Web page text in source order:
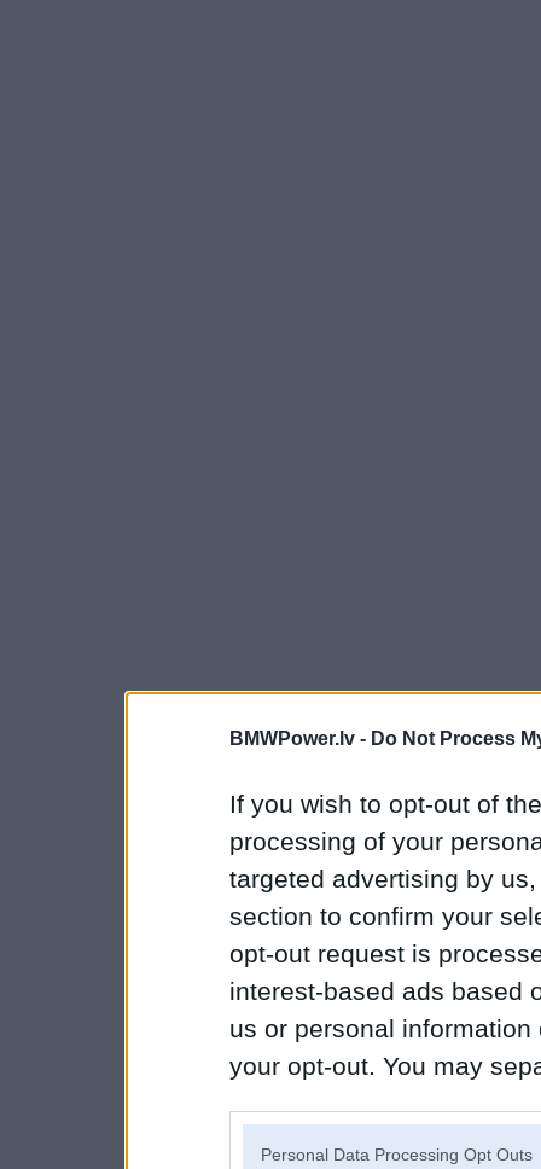
BMWPower.lv - Do Not Process
If you wish to opt-out of
processing of your
targeted advertising by
section to confirm your
opt-out request is
interest-based ads based
us or personal
your opt-out. You may
Personal Data Processing Opt Outs